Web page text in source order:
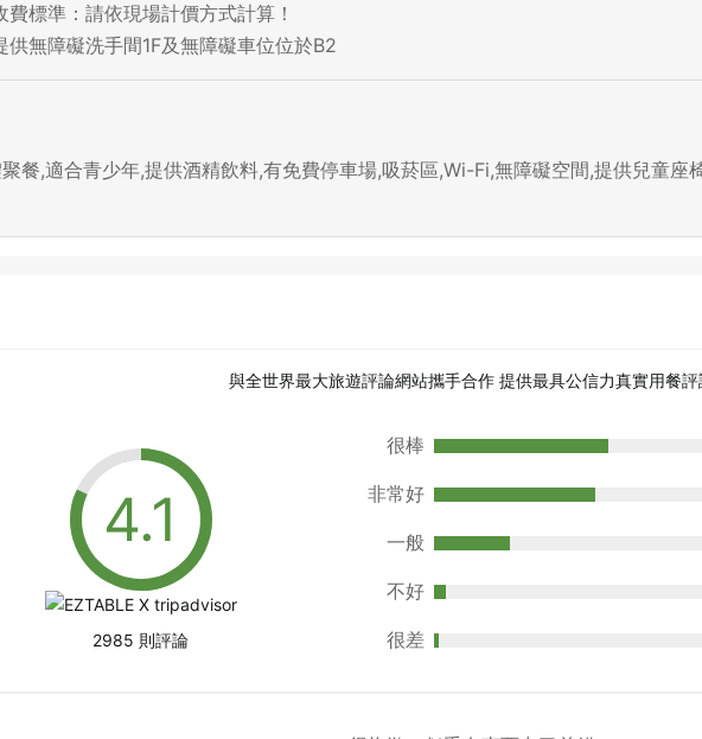
標準：請依現場計價方式計算！
餐,適合青少年,提供酒精飲料,有免費停車場,吸菸區,Wi-Fi,無障礙空間,提供兒童座
與全世界最大旅遊評論網站攜手合作 提供最具公信力真實用餐評
2985 則評論
很棒
非常好
一般
不好
很差